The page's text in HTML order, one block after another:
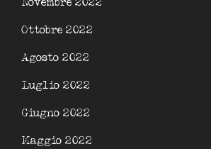
Novembre 2022
Ottobre 2022
Agosto 2022
Luglio 2022
Giugno 2022
Maggio 2022